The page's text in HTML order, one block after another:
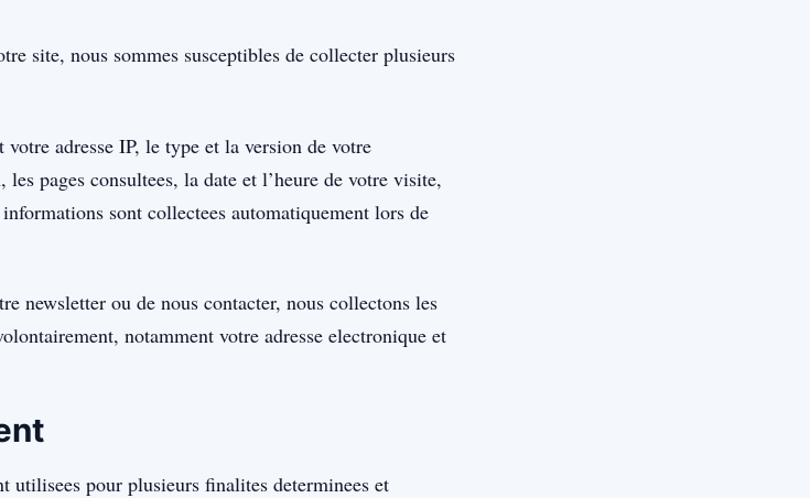
site, nous sommes susceptibles de collecter plusieurs
adresse IP, le type et la version de votre
pages consultees, la date et l’heure de votre visite,
sont collectees automatiquement lors de
newsletter ou de nous contacter, nous collectons les
notamment votre adresse electronique et
utilisees pour plusieurs finalites determinees et